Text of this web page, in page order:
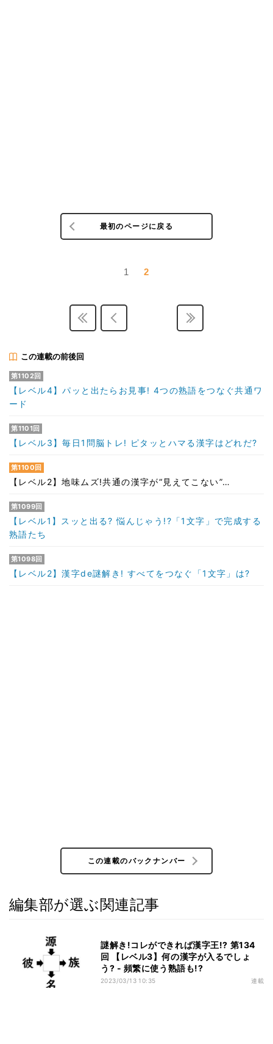
最初のページに戻る
1 2
この連載の前後回
第1102回
【レベル4】パッと出たらお見事! 4つの熟語をつなぐ共通ワ
ード
第1101回
【レベル3】毎日1問脳トレ! ピタッとハマる漢字はどれだ?
第1100回
【レベル2】地味ムズ!共通の漢字が“見えてこない”…
第1099回
【レベル1】スッと出る? 悩んじゃう!?「1文字」で完成する
熟語たち
第1098回
【レベル2】漢字de謎解き! すべてをつなぐ「1文字」は?
この連載のバックナンバー
編集部が選ぶ関連記事
謎解き!コレができれば漢字王!? 第134
回 【レベル3】何の漢字が入るでしょ
う? - 頻繁に使う熟語も!?
2023/03/13 10:35 連載